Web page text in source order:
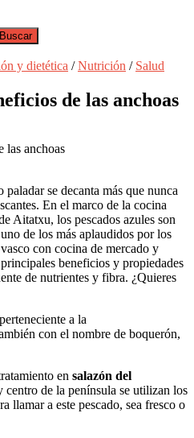
y dietética /Nutrición / Salud
de las anchoas
se decanta más que nunca
En el marco de la cocina
Aitatxu, los pescados azules son
de los más aplaudidos por los
con cocina de mercado y
beneficios y propiedades
de nutrientes y fibra. ¿Quieres
perteneciente a la
con el nombre de boquerón,
en salazón del
centro de la península se utilizan los
llamar a este pescado, sea fresco o